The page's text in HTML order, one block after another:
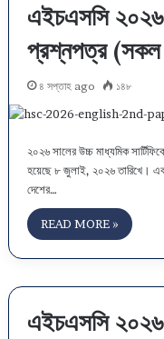
এইচএসসি
প্রশ্নপত্র (সকল
৪ সপ্তাহ ago ১৪৮
২০২৬ সালের উচ্চ মাধ্যমিক
হয়েছে ৮ জুলাই, ২০২৬ তারিখে।
দেশের…
READ MORE »
এইচএসসি